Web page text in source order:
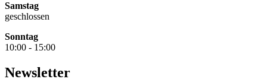
Samstag
geschlossen
Sonntag
10:00 - 15:00
Newsletter